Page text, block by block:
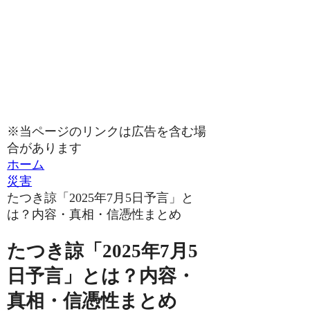
※当ページのリンクは広告を含む場
合があります
ホーム
災害
たつき諒「2025年7月5日予言」と
は？内容・真相・信憑性まとめ
たつき諒「2025年7月5
日予言」とは？内容・
真相・信憑性まとめ